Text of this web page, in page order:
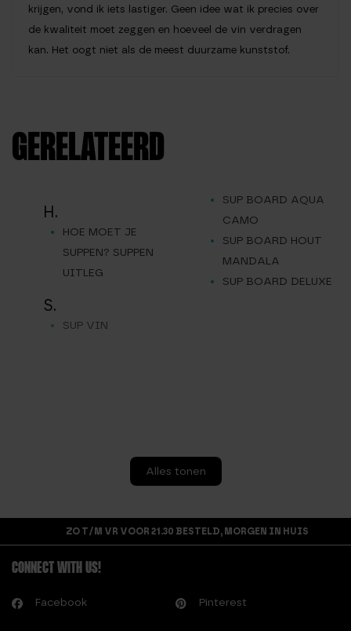
krijgen, vond ik iets lastiger. Geen idee wat ik precies over
de kwaliteit moet zeggen en hoeveel de vin verdragen
kan. Het oogt niet als de meest duurzame kunststof.
GERELATEERD
H.
HOE MOET JE
SUPPEN? SUPPEN
UITLEG
S.
SUP VIN
SUP BOARD AQUA
CAMO
SUP BOARD HOUT
MANDALA
SUP BOARD DELUXE
Alles tonen
ZO T/M VR VOOR 21.30 BESTELD, MORGEN IN HUIS
CONNECT WITH US!
Facebook Pinterest